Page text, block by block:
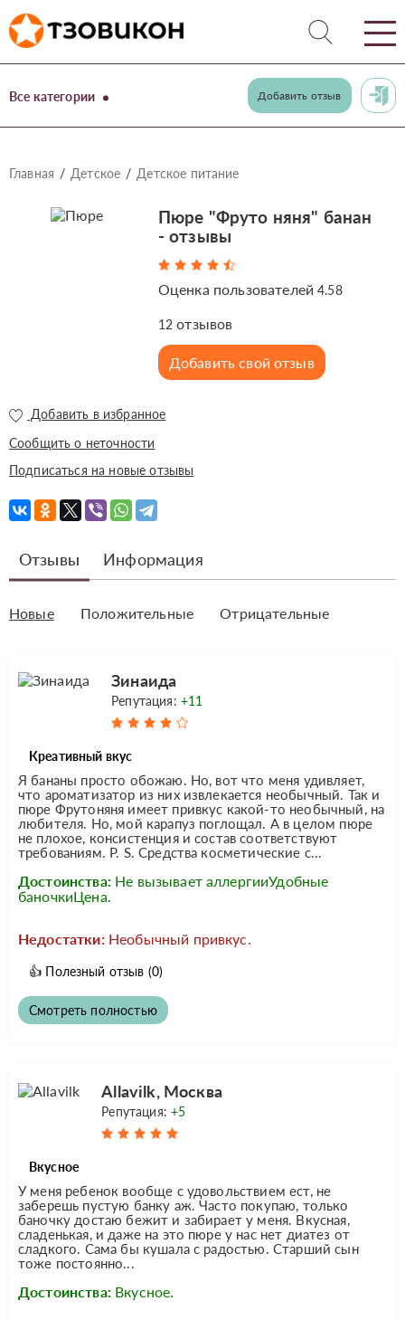
Все категории Добавить отзыв
Главная Детское Детское питание
Пюре "Фруто няня" банан
- отзывы
Оценка пользователей4.58
12 отзывов
Добавить свой отзыв
Добавить в избранное
Сообщить о неточности
Подписаться на новые отзывы
Отзывы Информация
Новые Положительные Отрицательные
Зинаида
Репутация: +11
Креативный вкус
Я бананы просто обожаю. Но, вот что меня удивляет,
что ароматизатор из них извлекается необычный. Так и
пюре Фрутоняня имеет привкус какой-то необычный, на
любителя. Но, мой карапуз поглощал. А в целом пюре
не плохое, консистенция и состав соответствуют
требованиям. P. S. Средства косметические с...
Достоинства: Не вызывает аллергииУдобные
баночкиЦена.
Недостатки: Необычный привкус.
👍 Полезный отзыв (0)
Смотреть полностью
Allavilk, Москва
Репутация:+5
Вкусное
У меня ребенок вообще с удовольствием ест, не
заберешь пустую банку аж. Часто покупаю, только
баночку достаю бежит и забирает у меня. Вкусная,
сладенькая, и даже на это пюре у нас нет диатез от
сладкого. Сама бы кушала с радостью. Старший сын
тоже постоянно...
Достоинства: Вкусное.